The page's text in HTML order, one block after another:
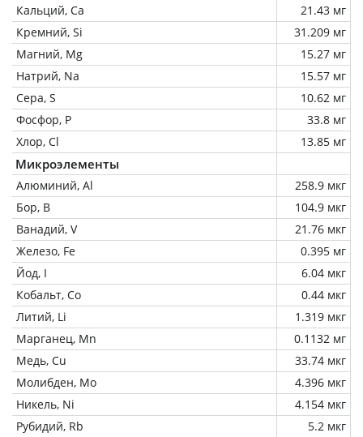
Кальций, Ca
21.43 мг
Кремний, Si
31.209 мг
Магний, Mg
15.27 мг
Натрий, Na
15.57 мг
Сера, S
10.62 мг
Фосфор, P
33.8 мг
Хлор, Cl
13.85 мг
Микроэлементы
Алюминий, Al
258.9 мкг
Бор, B
104.9 мкг
Ванадий, V
21.76 мкг
Железо, Fe
0.395 мг
Йод, I
6.04 мкг
Кобальт, Co
0.44 мкг
Литий, Li
1.319 мкг
Марганец, Mn
0.1132 мг
Медь, Cu
33.74 мкг
Молибден, Mo
4.396 мкг
Никель, Ni
4.154 мкг
Рубидий, Rb
5.2 мкг